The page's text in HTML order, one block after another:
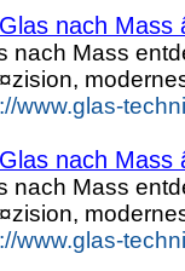
Glas nach Mass
nach Mass
www.glas-
Glas nach Mass
nach Mass
www.glas-